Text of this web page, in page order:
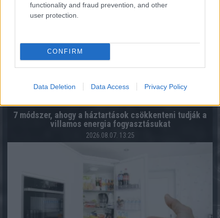
functionality and fraud prevention, and other
user protection.
CONFIRM
Data Deletion Data Access Privacy Policy
7 módszer, ahogy a háztartások csökkenteni tudják a
villamos energia fogyasztásukat
2026.08.07. 13:25